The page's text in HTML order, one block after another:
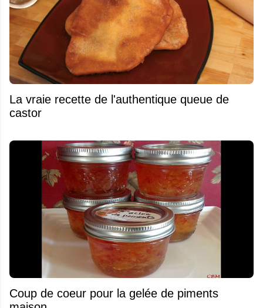
La vraie recette de l'authentique queue de
castor
Coup de coeur pour la gelée de piments